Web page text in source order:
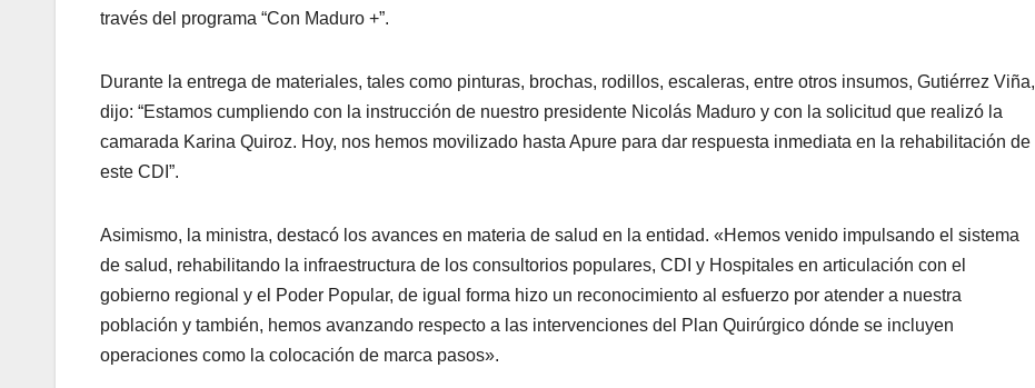
través del programa “Con Maduro +”.
Durante la entrega de materiales, tales como pinturas, brochas, rodillos, escaleras, entre otros insumos, Gutiérrez Viña,
dijo: “Estamos cumpliendo con la instrucción de nuestro presidente Nicolás Maduro y con la solicitud que realizó la
camarada Karina Quiroz. Hoy, nos hemos movilizado hasta Apure para dar respuesta inmediata en la rehabilitación de
este CDI”.
Asimismo, la ministra, destacó los avances en materia de salud en la entidad. «Hemos venido impulsando el sistema
de salud, rehabilitando la infraestructura de los consultorios populares, CDI y Hospitales en articulación con el
gobierno regional y el Poder Popular, de igual forma hizo un reconocimiento al esfuerzo por atender a nuestra
población y también, hemos avanzando respecto a las intervenciones del Plan Quirúrgico dónde se incluyen
operaciones como la colocación de marca pasos».